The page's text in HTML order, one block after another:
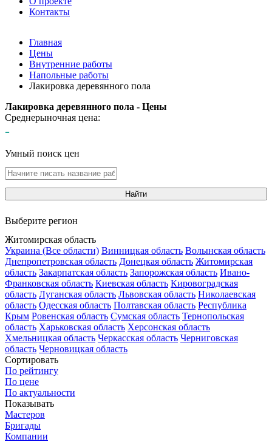
Контакты
Главная
Цены
Внутренние работы
Напольные работы
Лакировка деревянного пола
Лакировка деревянного пола - Цены
Среднерыночная цена:
-
Умный поиск цен
Найти
Выберите регион
Житомирская область
Украина (Все области) Винницкая область Волынская область
Днепропетровская область Донецкая область Житомирская
область Закарпатская область Запорожская область Ивано-
Франковская область Киевская область Кировоградская
область Луганская область Львовская область Николаевская
область Одесская область Полтавская область Республика
Крым Ровенская область Сумская область Тернопольская
область Харьковская область Херсонская область
Хмельницкая область Черкасская область Черниговская
область Черновицкая область
Сортировать
По рейтингу
По цене
По актуальности
Показывать
Мастеров
Бригады
Компании